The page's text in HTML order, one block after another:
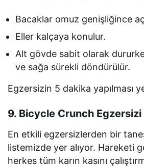
Bacaklar omuz genişliğince
Eller kalçaya konulur.
Alt gövde sabit olarak
ve sağa sürekli döndürülür.
Egzersizin 5 dakika yapılması
9. Bicycle Crunch Egzersizi
En etkili egzersizlerden bir
listemizde yer alıyor. Hareketi
herkes tüm karın kasını